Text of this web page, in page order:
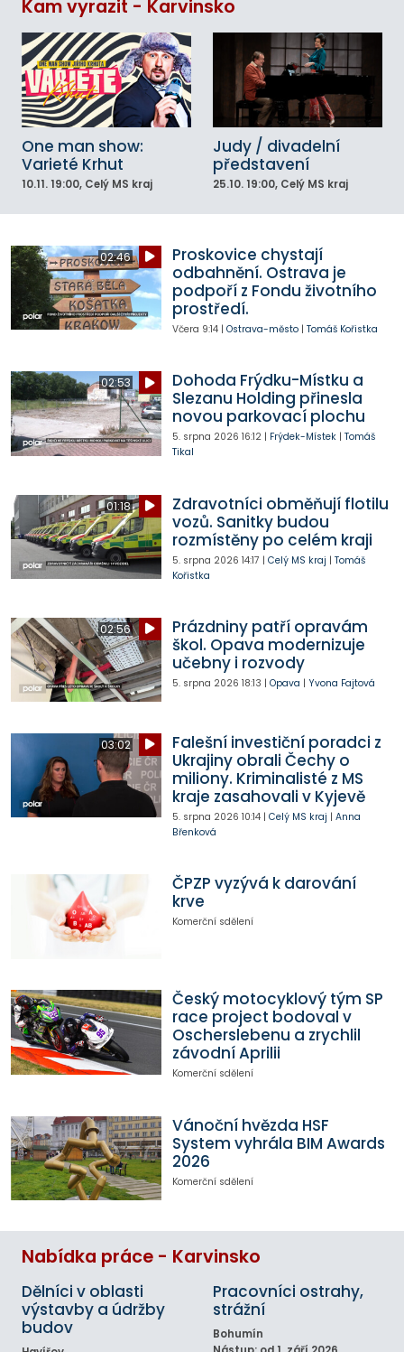
Kam vyrazit - Karvinsko
One man show:
Varieté Krhut
10.11. 19:00, Celý MS kraj
Judy / divadelní
představení
25.10. 19:00, Celý MS kraj
02:46
Proskovice chystají
odbahnění. Ostrava je
podpoří z Fondu životního
prostředí.
Včera 9:14| Ostrava-město| Tomáš Kořistka
02:53
Dohoda Frýdku-Místku a
Slezanu Holding přinesla
novou parkovací plochu
5. srpna 2026 16:12| Frýdek-Místek| Tomáš
Tikal
01:18
Zdravotníci obměňují flotilu
vozů. Sanitky budou
rozmístěny po celém kraji
5. srpna 2026 14:17 | Celý MS kraj | Tomáš
Kořistka
02:56
Prázdniny patří opravám
škol. Opava modernizuje
učebny i rozvody
5. srpna 2026 18:13 | Opava | Yvona Fajtová
03:02
Falešní investiční poradci z
Ukrajiny obrali Čechy o
miliony. Kriminalisté z MS
kraje zasahovali v Kyjevě
5. srpna 2026 10:14| Celý MS kraj | Anna
Břenková
ČPZP vyzývá k darování
krve
Komerční sdělení
Český motocyklový tým SP
race project bodoval v
Oscherslebenu a zrychlil
závodní Aprilii
Komerční sdělení
Vánoční hvězda HSF
System vyhrála BIM Awards
2026
Komerční sdělení
Nabídka práce - Karvinsko
Dělníci v oblasti
výstavby a údržby
budov
Pracovníci ostrahy,
strážní
Bohumín